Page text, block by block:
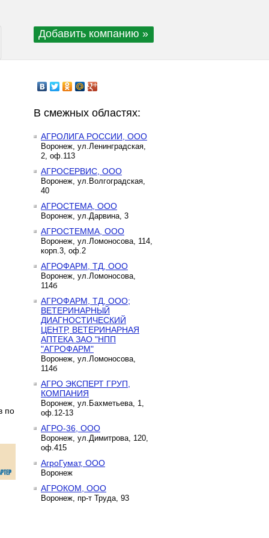
Добавить компанию »
по
В смежных областях:
АГРОЛИГА РОССИИ, ООО
Воронеж, ул.Ленинградская,
2, оф.113
АГРОСЕРВИС, ООО
Воронеж, ул.Волгоградская,
40
АГРОСТЕМА, ООО
Воронеж, ул.Дарвина, 3
АГРОСТЕММА, ООО
Воронеж, ул.Ломоносова, 114,
корп.3, оф.2
АГРОФАРМ, ТД, ООО
Воронеж, ул.Ломоносова,
114б
АГРОФАРМ, ТД, ООО;
ВЕТЕРИНАРНЫЙ
ДИАГНОСТИЧЕСКИЙ
ЦЕНТР, ВЕТЕРИНАРНАЯ
АПТЕКА ЗАО "НПП
"АГРОФАРМ"
Воронеж, ул.Ломоносова,
114б
АГРО ЭКСПЕРТ ГРУП,
КОМПАНИЯ
Воронеж, ул.Бахметьева, 1,
оф.12-13
АГРО-36, ООО
Воронеж, ул.Димитрова, 120,
оф.415
АгроГумат, ООО
Воронеж
АГРОКОМ, ООО
Воронеж, пр-т Труда, 93